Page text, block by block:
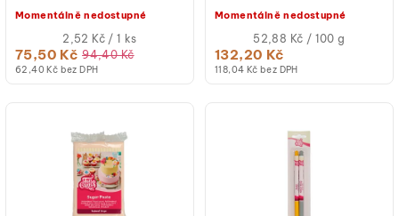
62,40 Kč bez DPH
75,50 Kč 94,40 Kč
Měrná
cena:
(jednotková
2,52 Kč / 1 ks
Momentálně nedostupné
118,04 Kč bez DPH
132,20 Kč
Měrná
cena:
(jednotková
52,88 Kč / 100 g
Momentálně nedostupné
jednu z hlavních barev roku
2025,...